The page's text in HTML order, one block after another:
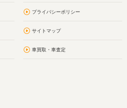
プライバシーポリシー
サイトマップ
車買取・車査定